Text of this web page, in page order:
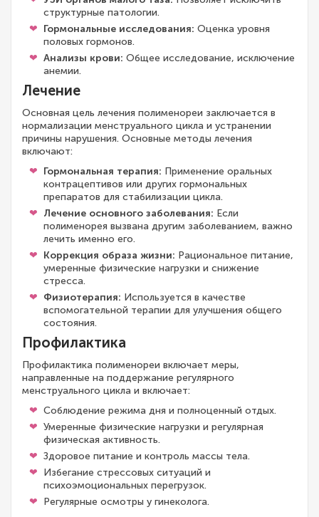
структурные патологии.
Гормональные исследования: Оценка уровня
половых гормонов.
Анализы крови: Общее исследование, исключение
анемии.
Лечение
Основная цель лечения полименореи заключается в
нормализации менструального цикла и устранении
причины нарушения. Основные методы лечения
включают:
Гормональная терапия: Применение оральных
контрацептивов или других гормональных
препаратов для стабилизации цикла.
Лечение основного заболевания: Если
полименорея вызвана другим заболеванием, важно
лечить именно его.
Коррекция образа жизни: Рациональное питание,
умеренные физические нагрузки и снижение
стресса.
Физиотерапия: Используется в качестве
вспомогательной терапии для улучшения общего
состояния.
Профилактика
Профилактика полименореи включает меры,
направленные на поддержание регулярного
менструального цикла и включает:
Соблюдение режима дня и полноценный отдых.
Умеренные физические нагрузки и регулярная
физическая активность.
Здоровое питание и контроль массы тела.
Избегание стрессовых ситуаций и
психоэмоциональных перегрузок.
Регулярные осмотры у гинеколога.